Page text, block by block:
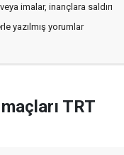
imalar, inançlara saldırı
yazılmış yorumlar
TRT